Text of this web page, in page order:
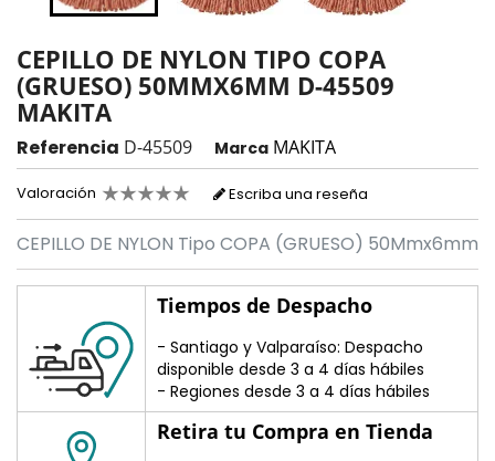
CEPILLO DE NYLON TIPO COPA
(GRUESO) 50MMX6MM D-45509
MAKITA
Referencia D-45509 Marca MAKITA
Valoración Escriba una reseña
CEPILLO DE NYLON Tipo COPA (GRUESO) 50Mmx6mm
Tiempos de Despacho
- Santiago y Valparaíso: Despacho
disponible desde 3 a 4 días hábiles
- Regiones desde 3 a 4 días hábiles
Retira tu Compra en Tienda